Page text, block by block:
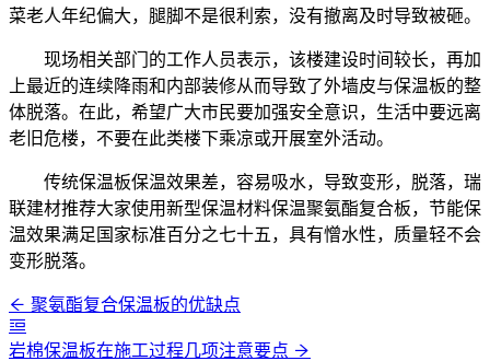
菜老人年纪偏大，腿脚不是很利索，没有撤离及时导致被砸。
现场相关部门的工作人员表示，该楼建设时间较长，再加
上最近的连续降雨和内部装修从而导致了外墙皮与保温板的整
体脱落。在此，希望广大市民要加强安全意识，生活中要远离
老旧危楼，不要在此类楼下乘凉或开展室外活动。
传统保温板保温效果差，容易吸水，导致变形，脱落，瑞
联建材推荐大家使用新型保温材料保温聚氨酯复合板，节能保
温效果满足国家标准百分之七十五，具有憎水性，质量轻不会
变形脱落。
聚氨酯复合保温板的优缺点
岩棉保温板在施工过程几项注意要点